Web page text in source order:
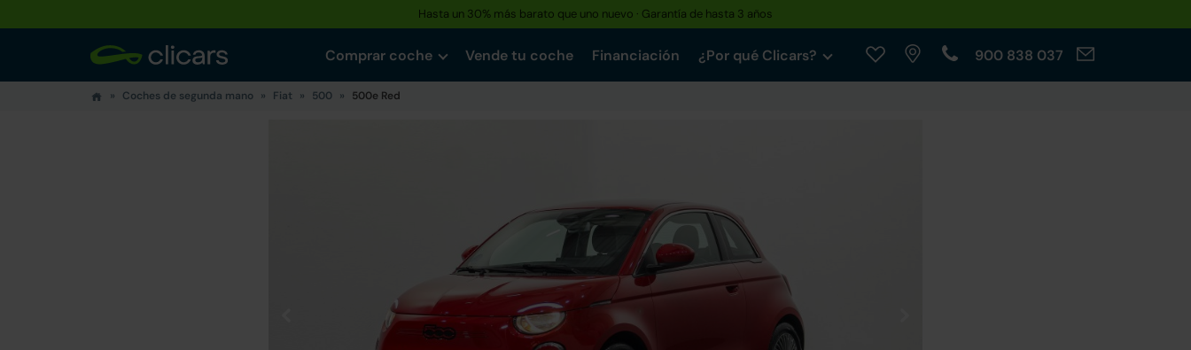
Hasta un 30% más barato que uno nuevo · Garantía de hasta 3 años
Comprar coche Vende tu coche Financiación ¿Por qué Clicars? 900 838 037
Coches de segunda mano Fiat 500 500e Red